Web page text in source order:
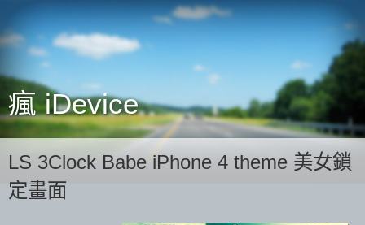
瘋 iDevice
LS 3Clock Babe iPhone 4 theme 美女鎖
定畫面